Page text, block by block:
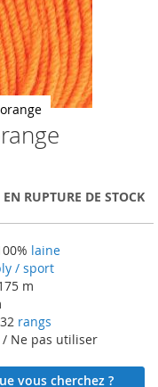
EN RUPTURE DE STOCK
laine
/ sport
m
rangs
/ Ne pas utiliser
vous cherchez ?